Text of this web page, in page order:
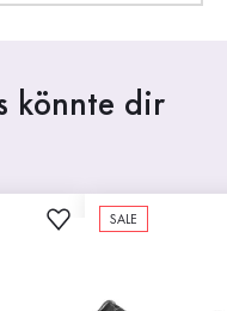
könnte dir
SALE